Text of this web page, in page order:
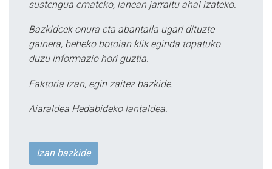
sustengua emateko, lanean jarraitu ahal izateko.
Bazkideek onura eta abantaila ugari dituzte
gainera, beheko botoian klik eginda topatuko
duzu informazio hori guztia.
Faktoria izan, egin zaitez bazkide.
Aiaraldea Hedabideko lantaldea.
Izan bazkide